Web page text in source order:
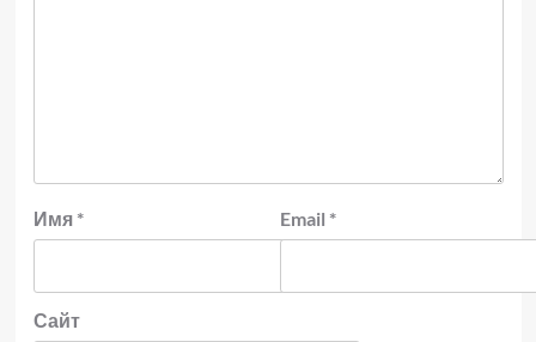
Имя * Email *
Сайт